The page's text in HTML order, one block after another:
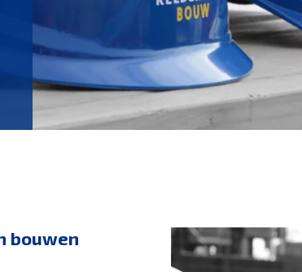
bouwen